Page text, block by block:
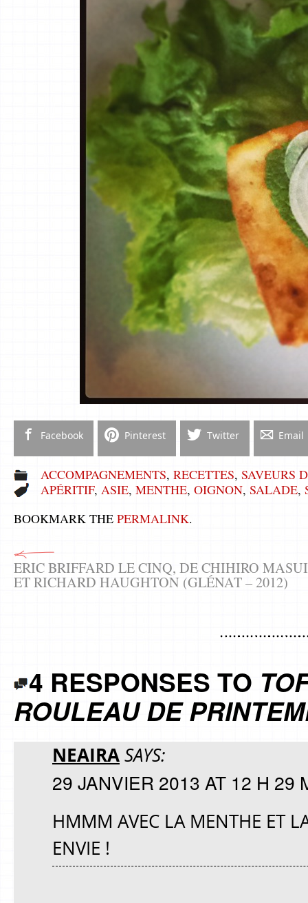
Facebook Pinterest Twitter Email
ACCOMPAGNEMENTS, RECETTES, SAVEURS
APÉRITIF, ASIE, MENTHE, OIGNON, SALADE,
BOOKMARK THE PERMALINK.
ERIC BRIFFARD LE CINQ, DE CHIHIRO MASUI
ET RICHARD HAUGHTON (GLÉNAT – 2012)
4 RESPONSES TO
ROULEAU DE
NEAIRASAYS:
29 JANVIER 2013 AT 12 H 29
HMMM AVEC LA MENTHE ET
ENVIE !